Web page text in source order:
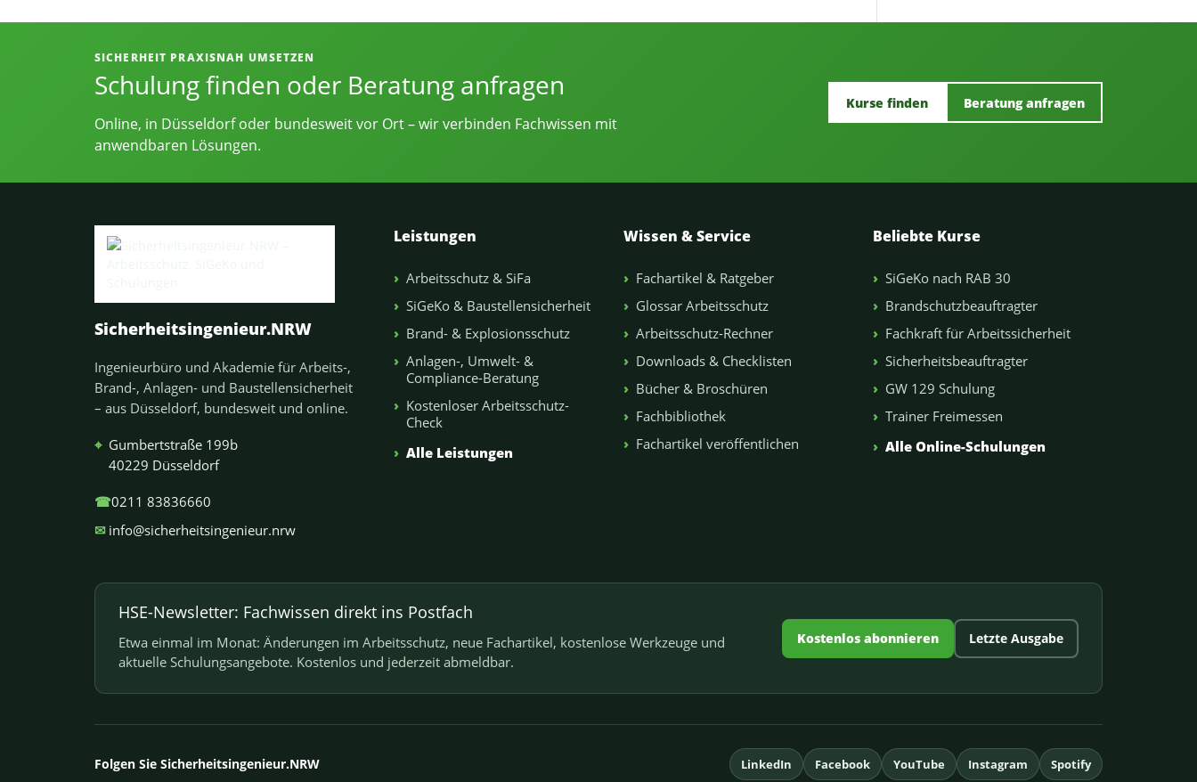
Informationen, Kontakt und Angebote von Sicherheitsingenieur.NRW
SICHERHEIT PRAXISNAH UMSETZEN
Schulung finden oder Beratung anfragen
Online, in Düsseldorf oder bundesweit vor Ort – wir verbinden Fachwissen mit
anwendbaren Lösungen.
Kurse finden Beratung anfragen
Sicherheitsingenieur.NRW
Ingenieurbüro und Akademie für Arbeits-,
Brand-, Anlagen- und Baustellensicherheit
– aus Düsseldorf, bundesweit und online.
⌖ Gumbertstraße 199b
40229 Düsseldorf
☎0211 83836660
✉ info@sicherheitsingenieur.nrw
Leistungen
Arbeitsschutz & SiFa
SiGeKo & Baustellensicherheit
Brand- & Explosionsschutz
Anlagen-, Umwelt- &
Compliance-Beratung
Kostenloser Arbeitsschutz-
Check
Alle Leistungen
Wissen & Service
Fachartikel & Ratgeber
Glossar Arbeitsschutz
Arbeitsschutz-Rechner
Downloads & Checklisten
Bücher & Broschüren
Fachbibliothek
Fachartikel veröffentlichen
Beliebte Kurse
SiGeKo nach RAB 30
Brandschutzbeauftragter
Fachkraft für Arbeitssicherheit
Sicherheitsbeauftragter
GW 129 Schulung
Trainer Freimessen
Alle Online-Schulungen
HSE-Newsletter: Fachwissen direkt ins Postfach
Etwa einmal im Monat: Änderungen im Arbeitsschutz, neue Fachartikel, kostenlose Werkzeuge und
aktuelle Schulungsangebote. Kostenlos und jederzeit abmeldbar.
Kostenlos abonnieren Letzte Ausgabe
Folgen Sie Sicherheitsingenieur.NRW LinkedIn Facebook YouTube Instagram Spotify